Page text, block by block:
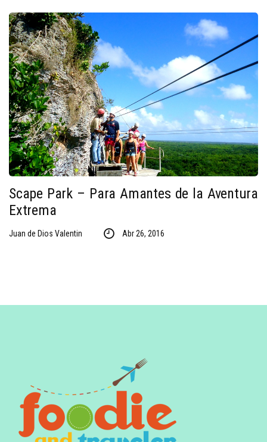
Scape Park – Para Amantes de la Aventura
Extrema
Juan de Dios Valentin Abr 26, 2016